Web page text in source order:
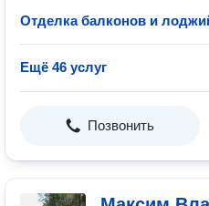
Отделка балконов и
Ещё 46 услуг
Позвонить